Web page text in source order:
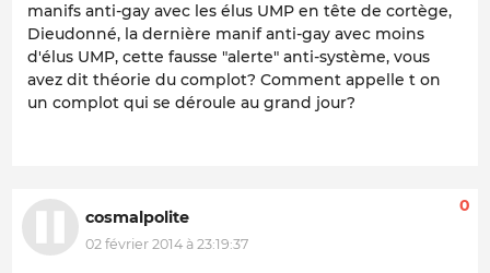
manifs anti-gay avec les élus UMP en tête de cortège,
Dieudonné, la dernière manif anti-gay avec moins
d'élus UMP, cette fausse "alerte" anti-système, vous
avez dit théorie du complot? Comment appelle t on
un complot qui se déroule au grand jour?
cosmalpolite
02 février 2014 à 23:19:37
0